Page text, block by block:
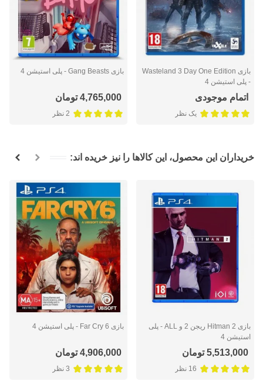
بازی Wasteland 3 Day One Edition
- پلی استیشن 4
اتمام موجودی
یک نظر
بازی Gang Beasts - پلی استیشن 4
4,765,000 تومان
2 نظر
خریداران این محصول، این کالاها را نیز خریده اند:
بازی Hitman 2 ریجن 2 و ALL - پلی
استیشن 4
5,513,000 تومان
16 نظر
بازی Far Cry 6 - پلی استیشن 4
4,906,000 تومان
3 نظر